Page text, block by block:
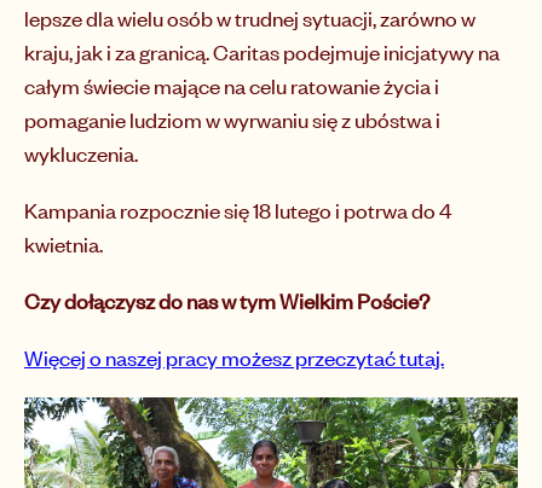
lepsze dla wielu osób w trudnej sytuacji, zarówno w
kraju, jak i za granicą. Caritas podejmuje inicjatywy na
całym świecie mające na celu ratowanie życia i
pomaganie ludziom w wyrwaniu się z ubóstwa i
wykluczenia.
Kampania rozpocznie się 18 lutego i potrwa do 4
kwietnia.
Czy dołączysz do nas w tym Wielkim Poście?
Więcej o naszej pracy możesz przeczytać tutaj.